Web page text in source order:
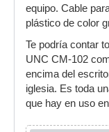
equipo. Cable
plástico de color
Te podría contar
UNC CM-102
encima del
iglesia. Es toda
que hay en uso